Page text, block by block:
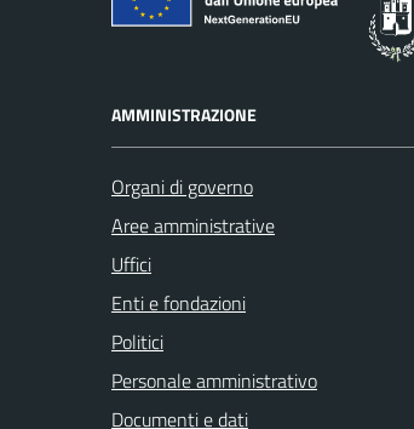
AMMINISTRAZIONE
Organi di governo
Aree amministrative
Uffici
Enti e fondazioni
Politici
Personale amministrativo
Documenti e dati